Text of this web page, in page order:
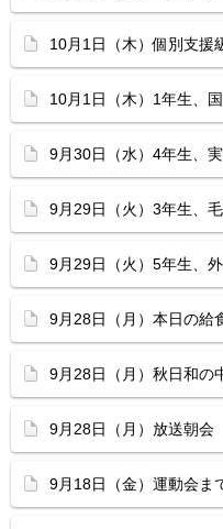
10月1日（木）個別支援
10月1日（木）1年生、
9月30日（水）4年生、
9月29日（火）3年生、毛
9月29日（火）5年生、
9月28日（月）本日の給
9月28日（月）秋日和の
9月28日（月）放送朝会
9月18日（金）運動会ま